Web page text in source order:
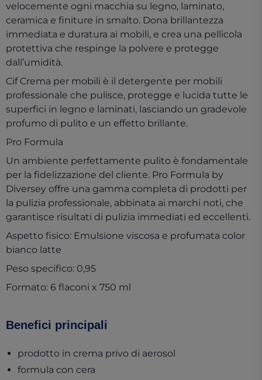
velocemente ogni macchia su legno, laminato,
ceramica e finiture in smalto. Dona brillantezza
immediata e duratura ai mobili, e crea una pellicola
protettiva che respinge la polvere e protegge
dall’umidità.
Cif Crema per mobili è il detergente per mobili
professionale che pulisce, protegge e lucida tutte le
superfici in legno e laminati, lasciando un gradevole
profumo di pulito e un effetto brillante.
Pro Formula
Un ambiente perfettamente pulito è fondamentale
per la fidelizzazione del cliente. Pro Formula by
Diversey offre una gamma completa di prodotti per
la pulizia professionale, abbinata ai marchi noti, che
garantisce risultati di pulizia immediati ed eccellenti.
Aspetto fisico: Emulsione viscosa e profumata color
bianco latte
Peso specifico: 0,95
Formato: 6 flaconi x 750 ml
Benefici principali
prodotto in crema privo di aerosol
formula con cera